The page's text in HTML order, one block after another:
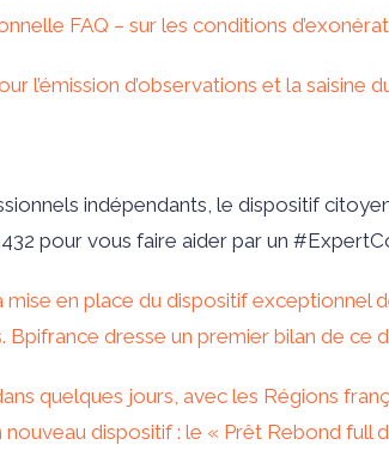
FAQ – sur les conditions
l’émission d’observations et la saisine
indépendants, le dispositif
pour vous faire aider par un
mise en place du dispositif exceptionnel
Bpifrance dresse un premier bilan de ce
quelques jours, avec les Régions
dispositif : le « Prêt Rebond full